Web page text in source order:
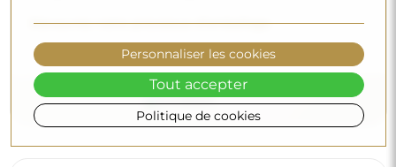
Découvrez notre processus d’emballage.
Politique de cookies
Personnaliser les cookies
Tout accepter